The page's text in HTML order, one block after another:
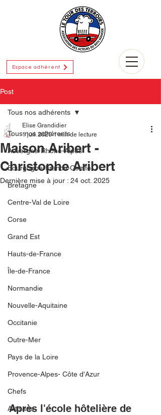
Espace adhérent
Post
Tous nos adhérents
Auvergne-Rhône-Alpes
Bourgogne-France-Comté
Bretagne
Centre-Val de Loire
Corse
Grand Est
Hauts-de-France
Île-de-France
Normandie
Nouvelle-Aquitaine
Occitanie
Outre-Mer
Pays de la Loire
Provence-Alpes- Côte d'Azur
Chefs
Artisans
Tous nos adhérents
Maison Aribert -
Christophe Aribert
Elise Grandidier
1 juil. 2020 1 min de lecture
Dernière mise à jour : 24 oct. 2025
Après l'école hôtelière de